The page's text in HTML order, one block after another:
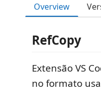
Overview
RefCopy
Extensão VS
no formato